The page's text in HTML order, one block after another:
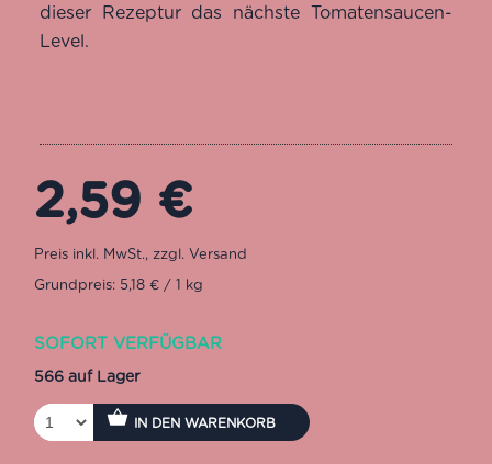
dieser Rezeptur das nächste Tomatensaucen-
Level.
2,59 €
Grundpreis: 5,18 € / 1 kg
SOFORT VERFÜGBAR
566 auf Lager
IN DEN WARENKORB